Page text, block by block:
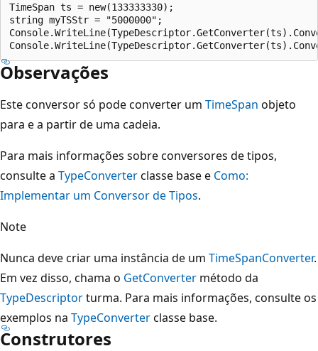
TimeSpan ts = new(133333330);
string myTSStr = "5000000";
Observações
Este conversor só pode converter um TimeSpan objeto
para e a partir de uma cadeia.
Para mais informações sobre conversores de tipos,
consulte a TypeConverterclasse base e Como:
Implementar um Conversor de Tipos.
Note
Nunca deve criar uma instância de um TimeSpanConverter.
Em vez disso, chama o GetConverter método da
TypeDescriptorturma. Para mais informações, consulte os
exemplos na TypeConverterclasse base.
Construtores